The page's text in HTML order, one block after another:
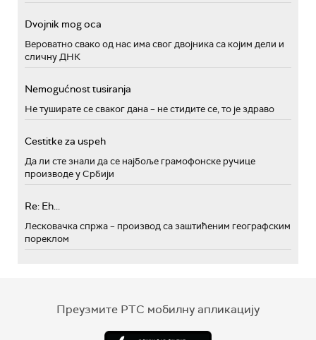
Dvojnik mog oca
Вероватно свако од нас има свог двојника са којим дели и
сличну ДНК
Nemogućnost tusiranja
Не туширате се сваког дана – не стидите се, то је здраво
Cestitke za uspeh
Да ли сте знали да се најбоље грамофонске ручице
производе у Србији
Re: Eh...
Лесковачка спржа – производ са заштићеним географским
пореклом
Преузмите РТС мобилну апликацију